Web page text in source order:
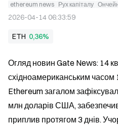
ethereum news Рух капіталу
2026-04-14 06:33:59
ETH 0,36%
Огляд новин Gate News: 14
східноамериканським часом
Ethereum загалом
млн доларів США,
приплив протягом 3 днів.